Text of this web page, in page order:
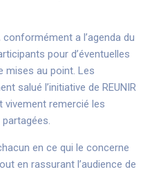
a l’agenda du
pour d’éventuelles
mises au point. Les
salué l’initiative de REUNIR
vivement remercié les
en ce qui le concerne
en rassurant l’audience de